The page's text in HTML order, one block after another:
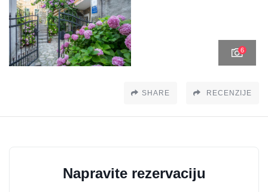
6
SHARE RECENZIJE
Napravite rezervaciju